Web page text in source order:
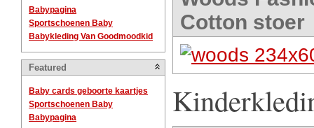
Babypagina
Sportschoenen Baby
Babykleding Van Goodmoodkid
Featured
Baby cards geboorte kaartjes
Sportschoenen Baby
Babypagina
Cotton stoer